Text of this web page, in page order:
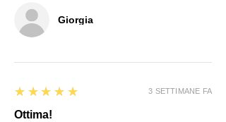
Giorgia
5
★★★★★
Ottima!
3 SETTIMANE FA